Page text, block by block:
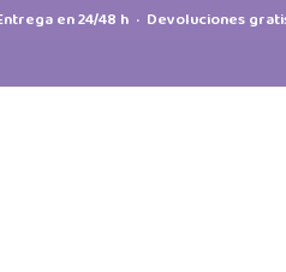
en 24/48 h · Devoluciones